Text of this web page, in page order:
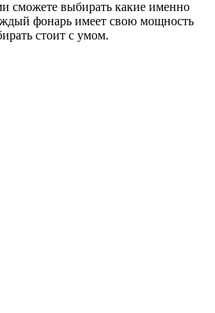
сможете выбирать какие именно
фонарь имеет свою мощность
стоит с умом.